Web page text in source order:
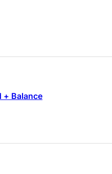
+ Balance